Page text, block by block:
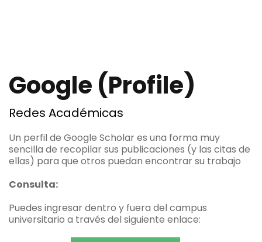
Google (Profile)
Redes Académicas
Un perfil de Google Scholar es una forma muy
sencilla de recopilar sus publicaciones (y las citas de
ellas) para que otros puedan encontrar su trabajo
Consulta:
Puedes ingresar dentro y fuera del campus
universitario a través del siguiente enlace: